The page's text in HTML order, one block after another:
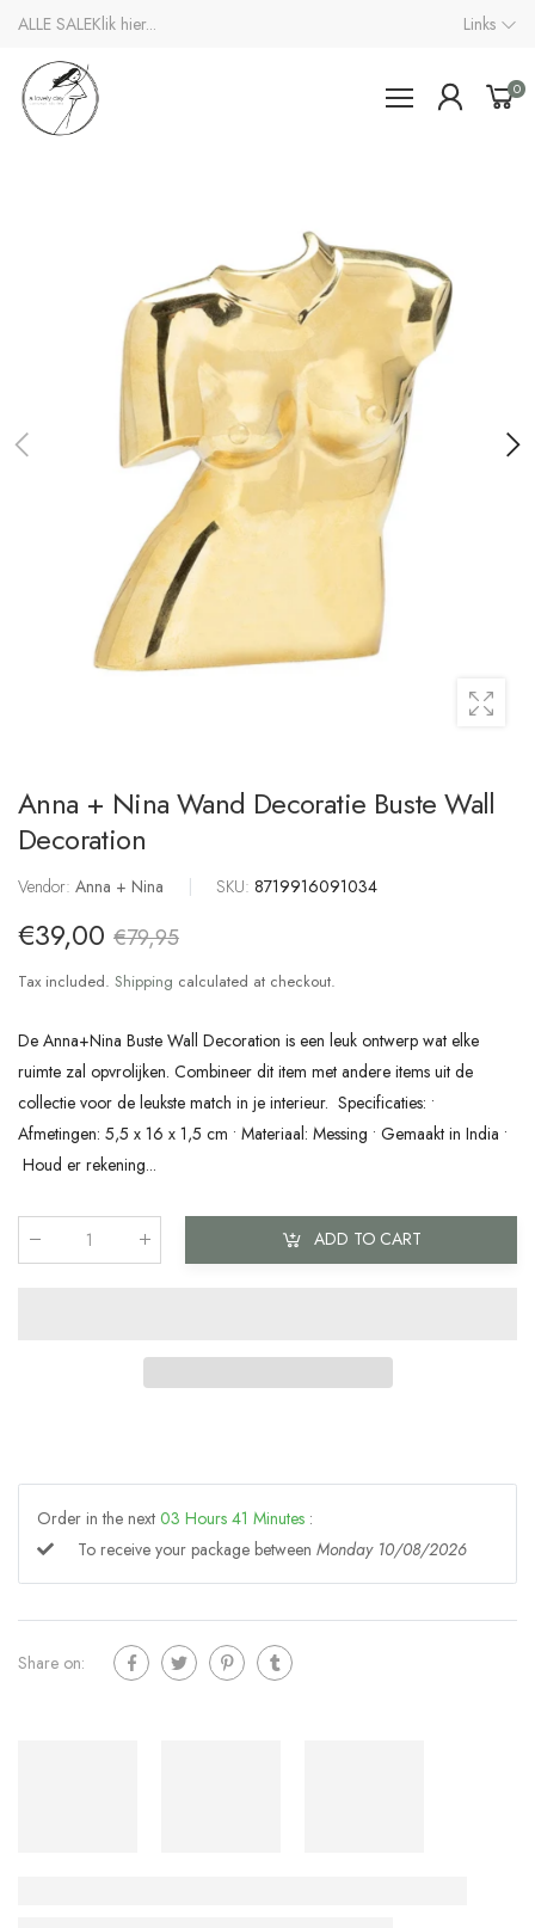
ALLE SALEKlik hier... Links
0
Anna + Nina Wand Decoratie Buste Wall
Decoration
Vendor: Anna + Nina | SKU: 8719916091034
€39,00 €79,95
Tax included. Shipping calculated at checkout.
De Anna+Nina Buste Wall Decoration is een leuk ontwerp wat elke
ruimte zal opvrolijken. Combineer dit item met andere items uit de
collectie voor de leukste match in je interieur. Specificaties: •
Afmetingen: 5,5 x 16 x 1,5 cm • Materiaal: Messing • Gemaakt in India •
Houd er rekening...
ADD TO CART
Order in the next 03 Hours 41 Minutes :
To receive your package between Monday 10/08/2026
Share on: